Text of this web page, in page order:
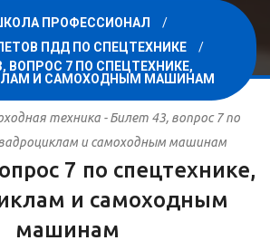
ПРОФЕССИОНАЛ
ПДД ПО СПЕЦТЕХНИКЕ
ВОПРОС 7 ПО СПЕЦТЕХНИКЕ,
И САМОХОДНЫМ МАШИНАМ
техника - Билет 43, вопрос 7 по
и самоходным машинам
7 по спецтехнике,
и самоходным
машинам